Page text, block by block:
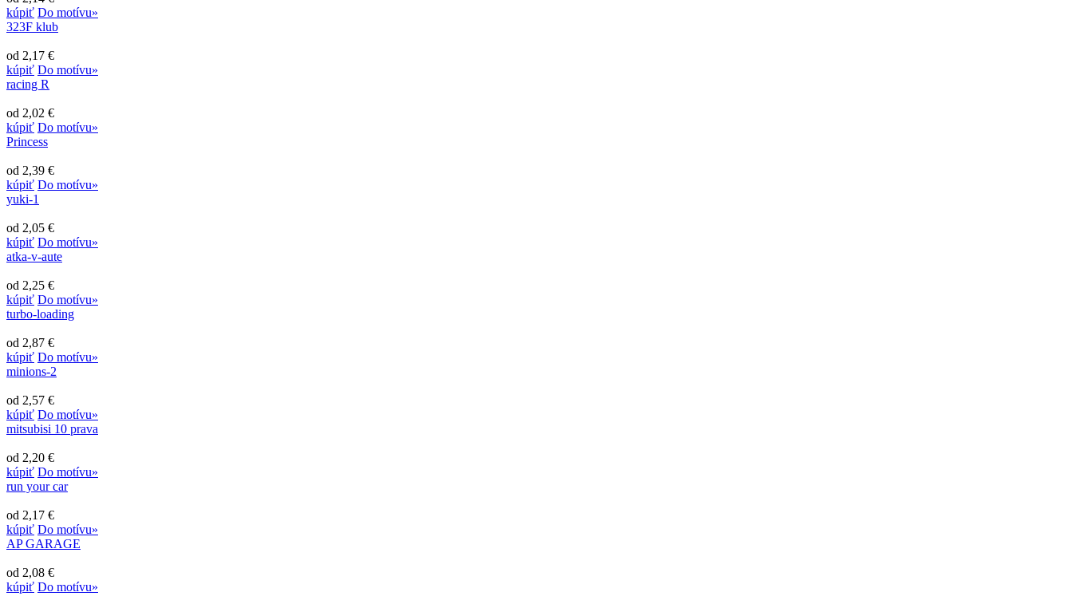
kúpiť Do motívu»
323F klub
od 2,17 €
kúpiť Do motívu»
racing R
od 2,02 €
kúpiť Do motívu»
Princess
od 2,39 €
kúpiť Do motívu»
yuki-1
od 2,05 €
kúpiť Do motívu»
atka-v-aute
od 2,25 €
kúpiť Do motívu»
turbo-loading
od 2,87 €
kúpiť Do motívu»
minions-2
od 2,57 €
kúpiť Do motívu»
mitsubisi 10 prava
od 2,20 €
kúpiť Do motívu»
run your car
od 2,17 €
kúpiť Do motívu»
AP GARAGE
od 2,08 €
kúpiť Do motívu»